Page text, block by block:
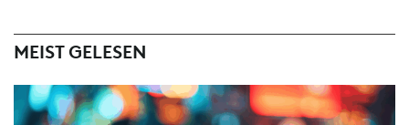
MEIST GELESEN